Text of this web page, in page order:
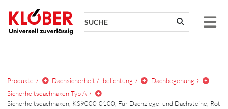
Produkte Dachsicherheit / -belichtung
Dachbegehung
Sicherheitsdachhaken Typ A
Sicherheitsdachhaken, KS9000-0100, Für Dachziegel und Dachsteine, Rot